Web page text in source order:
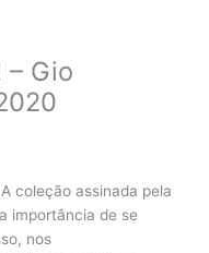
– Gio
coleção assinada pela
importância de se
nos